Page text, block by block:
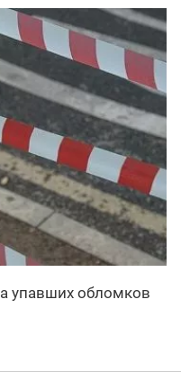
упавших обломков